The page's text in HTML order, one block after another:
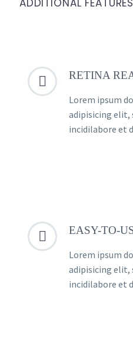
ADDITIONAL FEATURES

 RETINA
Lorem ipsum
adipisicing elit,
incidilabore et

 EASY-TO-
Lorem ipsum
adipisicing elit,
incidilabore et